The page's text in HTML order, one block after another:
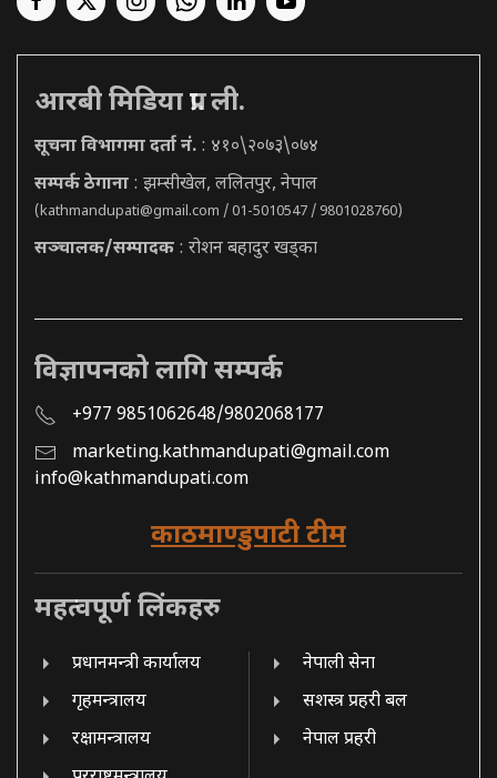
आरबी मिडिया प्रा. ली.
सूचना विभागमा दर्ता नं. : ४१०\२०७३\०७४
सम्पर्क ठेगाना : झम्सीखेल, ललितपुर, नेपाल
(kathmandupati@gmail.com / 01-5010547 / 9801028760)
सञ्चालक/सम्पादक : रोशन बहादुर खड्का
विज्ञापनको लागि सम्पर्क
+977 9851062648/9802068177
marketing.kathmandupati@gmail.com
info@kathmandupati.com
काठमाण्डुपाटी टीम
महत्वपूर्ण लिंकहरु
प्रधानमन्त्री कार्यालय
गृहमन्त्रालय
रक्षामन्त्रालय
नेपाली सेना
सशस्त्र प्रहरी बल
नेपाल प्रहरी